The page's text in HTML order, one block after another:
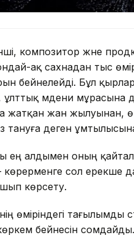
композитор және
ақ сахнадан тыс
бейнелейді. Бұл
мәдени мұрасына
жатқан жан жылуынан,
тануға деген
алдымен оның
– көрерменге сол
көрсету.
өміріндегі тағылымды
көркем бейнесін